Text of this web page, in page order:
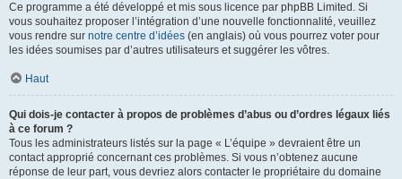
Ce programme a été développé et mis sous licence par phpBB Limited. Si
vous souhaitez proposer l’intégration d’une nouvelle fonctionnalité, veuillez
vous rendre sur notre centre d’idées (en anglais) où vous pourrez voter pour
les idées soumises par d’autres utilisateurs et suggérer les vôtres.
Haut
Qui dois-je contacter à propos de problèmes d’abus ou d’ordres légaux liés
à ce forum ?
Tous les administrateurs listés sur la page « L’équipe » devraient être un
contact approprié concernant ces problèmes. Si vous n’obtenez aucune
réponse de leur part, vous devriez alors contacter le propriétaire du domaine